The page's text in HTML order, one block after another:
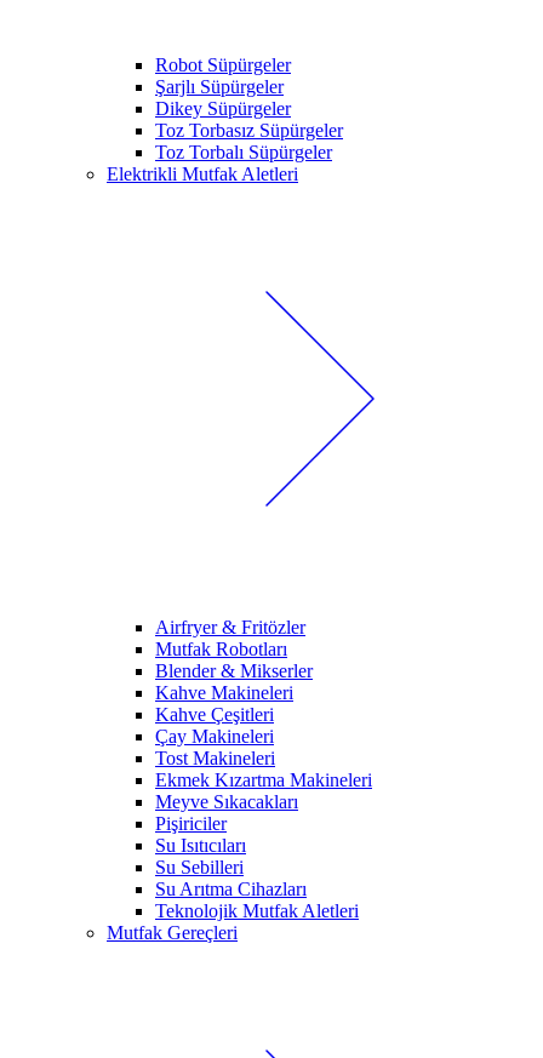
Robot Süpürgeler
Şarjlı Süpürgeler
Dikey Süpürgeler
Toz Torbasız Süpürgeler
Toz Torbalı Süpürgeler
Elektrikli Mutfak Aletleri
Airfryer & Fritözler
Mutfak Robotları
Blender & Mikserler
Kahve Makineleri
Kahve Çeşitleri
Çay Makineleri
Tost Makineleri
Ekmek Kızartma Makineleri
Meyve Sıkacakları
Pişiriciler
Su Isıtıcıları
Su Sebilleri
Su Arıtma Cihazları
Teknolojik Mutfak Aletleri
Mutfak Gereçleri